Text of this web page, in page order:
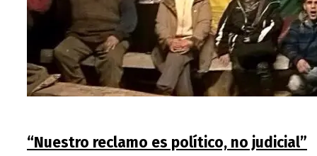
“Nuestro reclamo es político, no judicial”